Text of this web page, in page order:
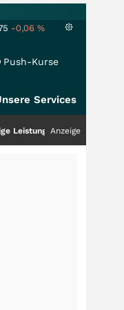
-0,06 %
Push-Kurse
Services
die Top-Dogs an!
Anzeige